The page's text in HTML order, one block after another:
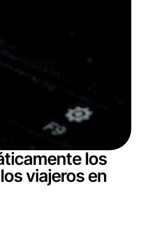
los
viajeros en